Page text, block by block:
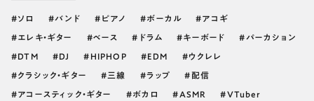
ソロ バンド ピアノ ボーカル アコギ
エレキ・ギター ベース ドラム キーボード パーカション
DTM DJ HIPHOP EDM ウクレレ
クラシック・ギター 三線 ラップ 配信
アコースティック・ギター ボカロ ASMR VTuber